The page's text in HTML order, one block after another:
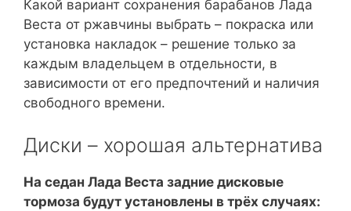
Какой вариант сохранения барабанов Лада
Веста от ржавчины выбрать – покраска или
установка накладок – решение только за
каждым владельцем в отдельности, в
зависимости от его предпочтений и наличия
свободного времени.
Диски – хорошая альтернатива
На седан Лада Веста задние дисковые
тормоза будут установлены в трёх случаях: